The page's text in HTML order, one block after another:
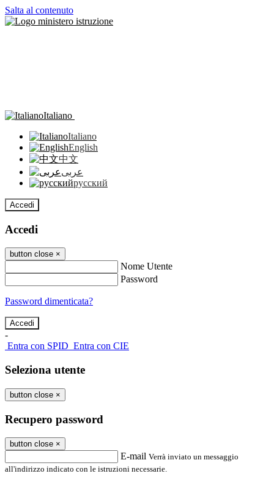
Salta al contenuto
Italiano
Italiano
English
中文
عربى
русский
Accedi
Accedi
button close ×
Nome Utente
Password
Password dimenticata?
-
Entra con SPID Entra con CIE
Seleziona utente
button close ×
Recupero password
button close ×
E-mail Verrà inviato un messaggio
all'indirizzo indicato con le istruzioni necessarie.